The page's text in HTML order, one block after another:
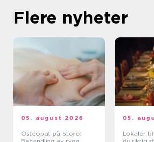
Flere nyheter
05. august 2026
Osteopat på Storo:
05.
Lokaler til leie